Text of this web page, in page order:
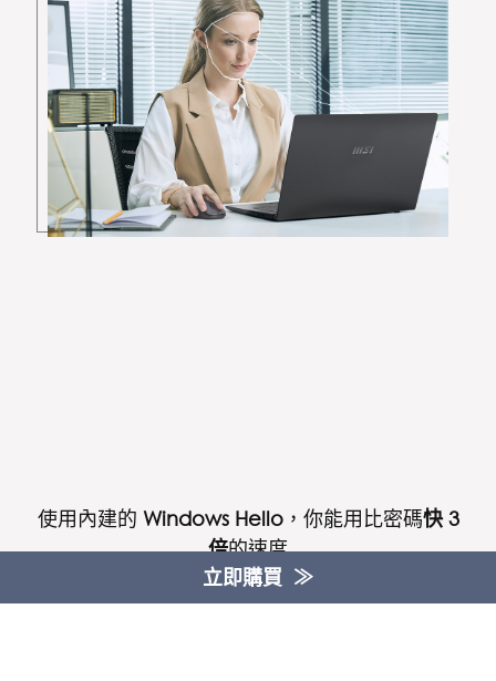
立即購買
使用內建的 Windows Hello，你能用比密碼快 3
倍的速度